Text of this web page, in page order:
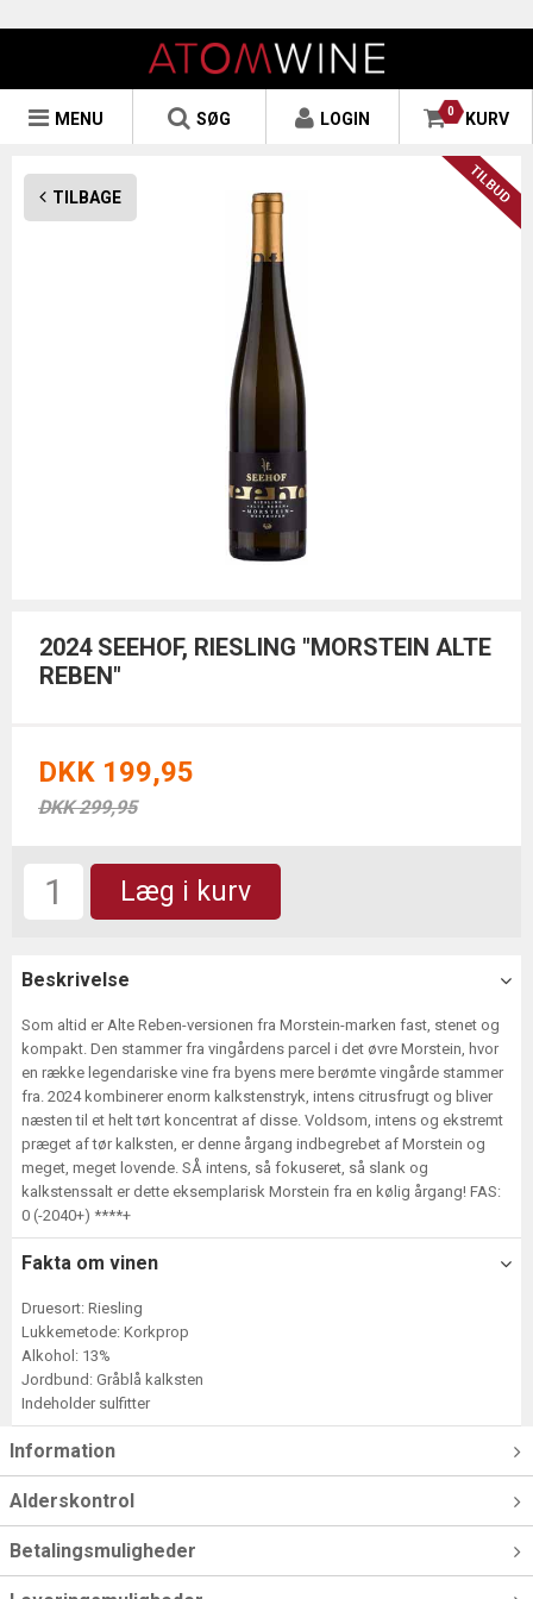
0 KURV
LOGIN
SØG
MENU
TILBAGE
2024 SEEHOF, RIESLING "MORSTEIN ALTE
REBEN"
DKK 199,95
DKK 299,95
Læg i kurv
Beskrivelse
Som altid er Alte Reben-versionen fra Morstein-marken fast, stenet og
kompakt. Den stammer fra vingårdens parcel i det øvre Morstein, hvor
en række legendariske vine fra byens mere berømte vingårde stammer
fra. 2024 kombinerer enorm kalkstenstryk, intens citrusfrugt og bliver
næsten til et helt tørt koncentrat af disse. Voldsom, intens og ekstremt
præget af tør kalksten, er denne årgang indbegrebet af Morstein og
meget, meget lovende. SÅ intens, så fokuseret, så slank og
kalkstenssalt er dette eksemplarisk Morstein fra en kølig årgang! FAS:
0 (-2040+) ****+
Fakta om vinen
Druesort: Riesling
Lukkemetode: Korkprop
Alkohol: 13%
Jordbund: Gråblå kalksten
Indeholder sulfitter
Information
Alderskontrol
Betalingsmuligheder